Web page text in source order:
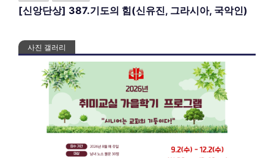
[신앙단상] 387.기도의 힘(신유진, 그라시아, 국악인)
사진 갤러리